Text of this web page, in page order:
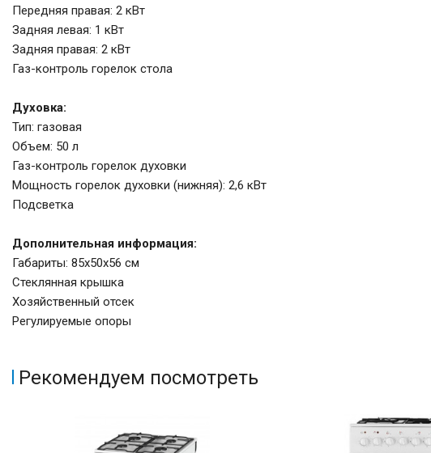
Передняя правая: 2 кВт
Задняя левая: 1 кВт
Задняя правая: 2 кВт
Газ-контроль горелок стола
Духовка:
Тип: газовая
Объем: 50 л
Газ-контроль горелок духовки
Мощность горелок духовки (нижняя): 2,6 кВт
Подсветка
Дополнительная информация:
Габариты: 85х50х56 см
Стеклянная крышка
Хозяйственный отсек
Регулируемые опоры
Рекомендуем посмотреть